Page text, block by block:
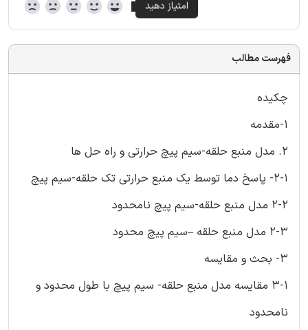
فهرست مطالب
چکیده
1-مقدمه
2. مدل منبع حلقه-سیم پیچ حرارتی و راه حل ها
2-1- پاسخ دما توسط یک منبع حرارتی تک حلقه-سیم پیچ
2-2 مدل منبع حلقه-سیم پیچ نامحدود
2-3 مدل منبع حلقه –سیم پیچ محدود
3- بحث و مقایسه
3-1 مقایسه مدل منبع حلقه- سیم پیچ با طول محدود و
نامحدود